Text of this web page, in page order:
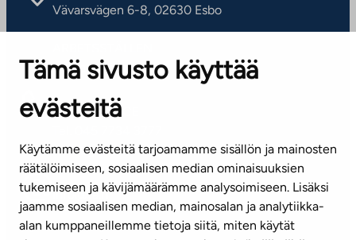
Tämä sivusto käyttää
evästeitä
Käytämme evästeitä tarjoamamme sisällön ja mainosten
räätälöimiseen, sosiaalisen median ominaisuuksien
tukemiseen ja kävijämäärämme analysoimiseen. Lisäksi
jaamme sosiaalisen median, mainosalan ja analytiikka-
alan kumppaneillemme tietoja siitä, miten käytät
Vävarsvägen 6-8, 02630 Esbo
Kontaktinformation
KUNDSERVICE
(vardagar kl. 8–16)
info@ta.fi